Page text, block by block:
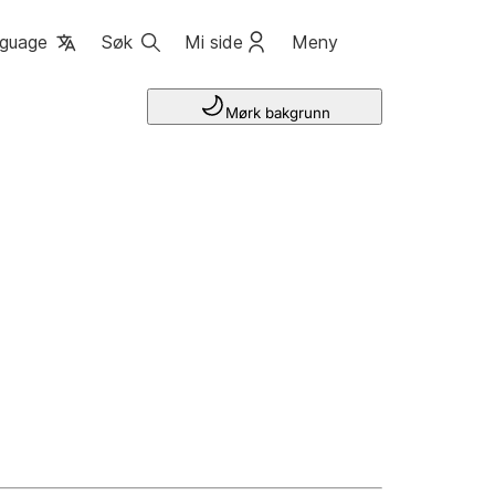
Søk Mi side Meny
Mørk bakgrunn